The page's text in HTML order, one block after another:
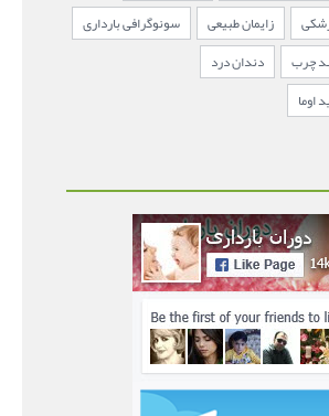
زایمان طبیعی
سونوگرافی بارداری
چرب
دندان درد
اوما